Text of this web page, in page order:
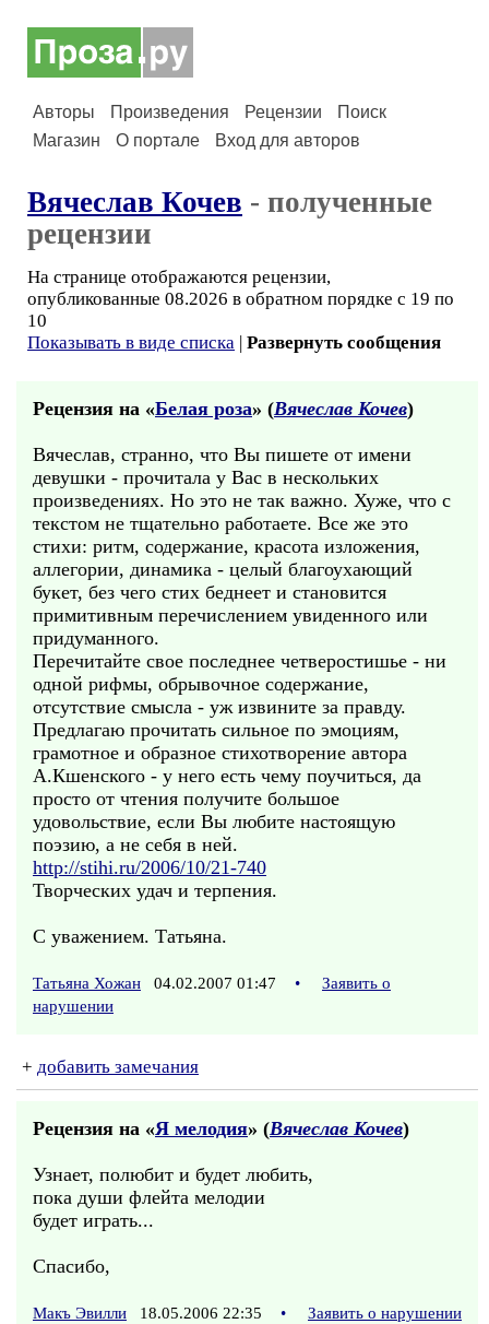
Авторы Произведения Рецензии
Поиск
Магазин
О портале Вход для авторов
Вячеслав Кочев - полученные
рецензии
На странице отображаются рецензии,
опубликованные 08.2026 в обратном порядке с 19 по
10
Показывать в виде списка | Развернуть сообщения
Рецензия на «Белая роза» (Вячеслав Кочев)
Вячеслав, странно, что Вы пишете от имени
девушки - прочитала у Вас в нескольких
произведениях. Но это не так важно. Хуже, что с
текстом не тщательно работаете. Все же это
стихи: ритм, содержание, красота изложения,
аллегории, динамика - целый благоухающий
букет, без чего стих беднеет и становится
примитивным перечислением увиденного или
придуманного.
Перечитайте свое последнее четверостишье - ни
одной рифмы, обрывочное содержание,
отсутствие смысла - уж извините за правду.
Предлагаю прочитать сильное по эмоциям,
грамотное и образное стихотворение автора
А.Кшенского - у него есть чему поучиться, да
просто от чтения получите большое
удовольствие, если Вы любите настоящую
поэзию, а не себя в ней.
http://stihi.ru/2006/10/21-740
Творческих удач и терпения.
С уважением. Татьяна.
Татьяна Хожан 04.02.2007 01:47 •
Заявить о
нарушении
+ добавить замечания
Рецензия на «Я мелодия» (Вячеслав Кочев)
Узнает, полюбит и будет любить,
пока души флейта мелодии
будет играть...
Спасибо,
Макъ Эвилли 18.05.2006 22:35 • Заявить о нарушении